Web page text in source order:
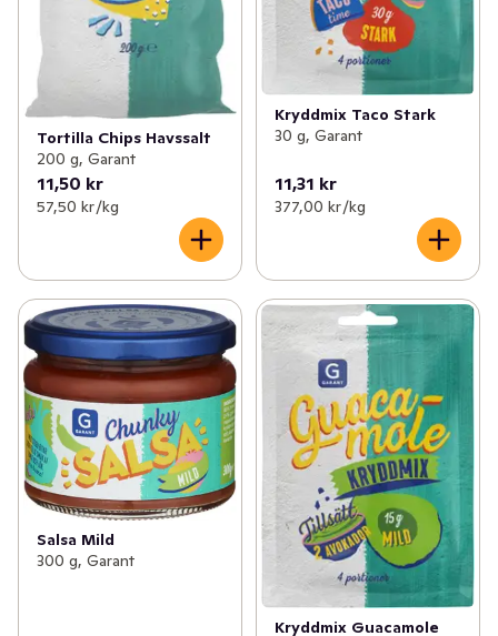
Tortilla Chips Havssalt
200 g, Garant
11,50 kr
57,50 kr /kg
Kryddmix Taco Stark
30 g, Garant
11,31 kr
377,00 kr /kg
Salsa Mild
300 g, Garant
Kryddmix Guacamole